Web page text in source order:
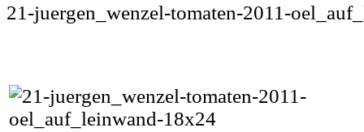
21-juergen_wenzel-tomaten-2011-